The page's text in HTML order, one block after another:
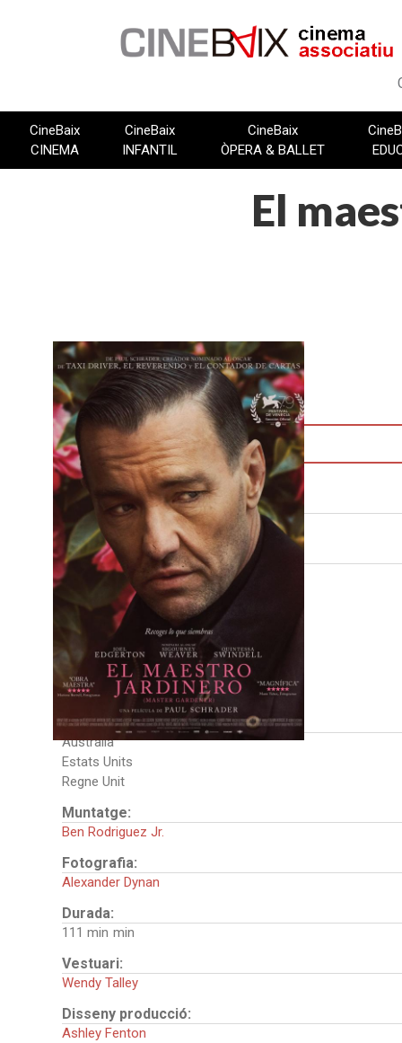
CineBaix
CINEMA
CineBaix
INFANTIL
CineBaix
ÒPERA & BALLET
El
FITXA TÈCNICA
Descarrega la fitxa en PDF
Direcció:
Paul Schrader
Intèrprets:
Joel Edgerton
Sigourney Weaver
Quintessa Swindell
Esai Morales
Eduardo Losan
Rick Cosnett
Victoria Hill
País:
Austràlia
Estats Units
Regne Unit
Muntatge:
Ben Rodriguez Jr.
Fotografia:
Alexander Dynan
Durada:
111 min
Vestuari:
Wendy Talley
Disseny producció:
Ashley Fenton